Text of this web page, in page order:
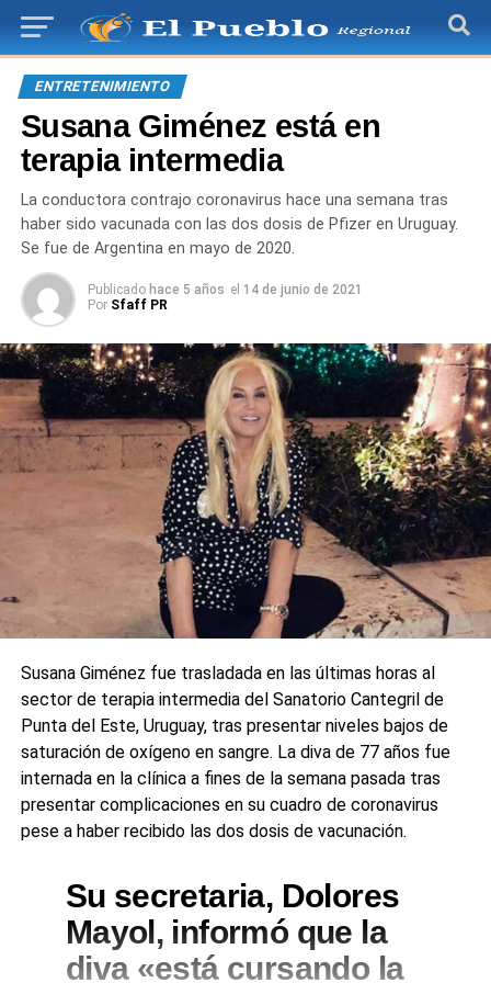
ENTRETENIMIENTO
Susana Giménez está en
terapia intermedia
La conductora contrajo coronavirus hace una semana tras
haber sido vacunada con las dos dosis de Pfizer en Uruguay.
Se fue de Argentina en mayo de 2020.
Publicado hace 5 años el 14 de junio de 2021
Por Sfaff PR
Susana Giménez fue trasladada en las últimas horas al
sector de terapia intermedia del Sanatorio Cantegril de
Punta del Este, Uruguay, tras presentar niveles bajos de
saturación de oxígeno en sangre. La diva de 77 años fue
internada en la clínica a fines de la semana pasada tras
presentar complicaciones en su cuadro de coronavirus
pese a haber recibido las dos dosis de vacunación.
Su secretaria, Dolores
Mayol, informó que la
diva «está cursando la